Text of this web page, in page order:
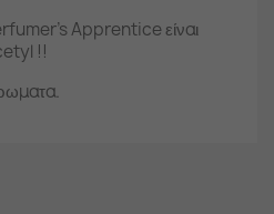
Apprentice είναι
!!